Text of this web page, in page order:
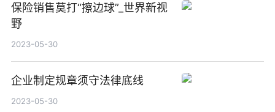
保险销售莫打“擦边球”_世界新视
野
2023-05-30
企业制定规章须守法律底线
2023-05-30